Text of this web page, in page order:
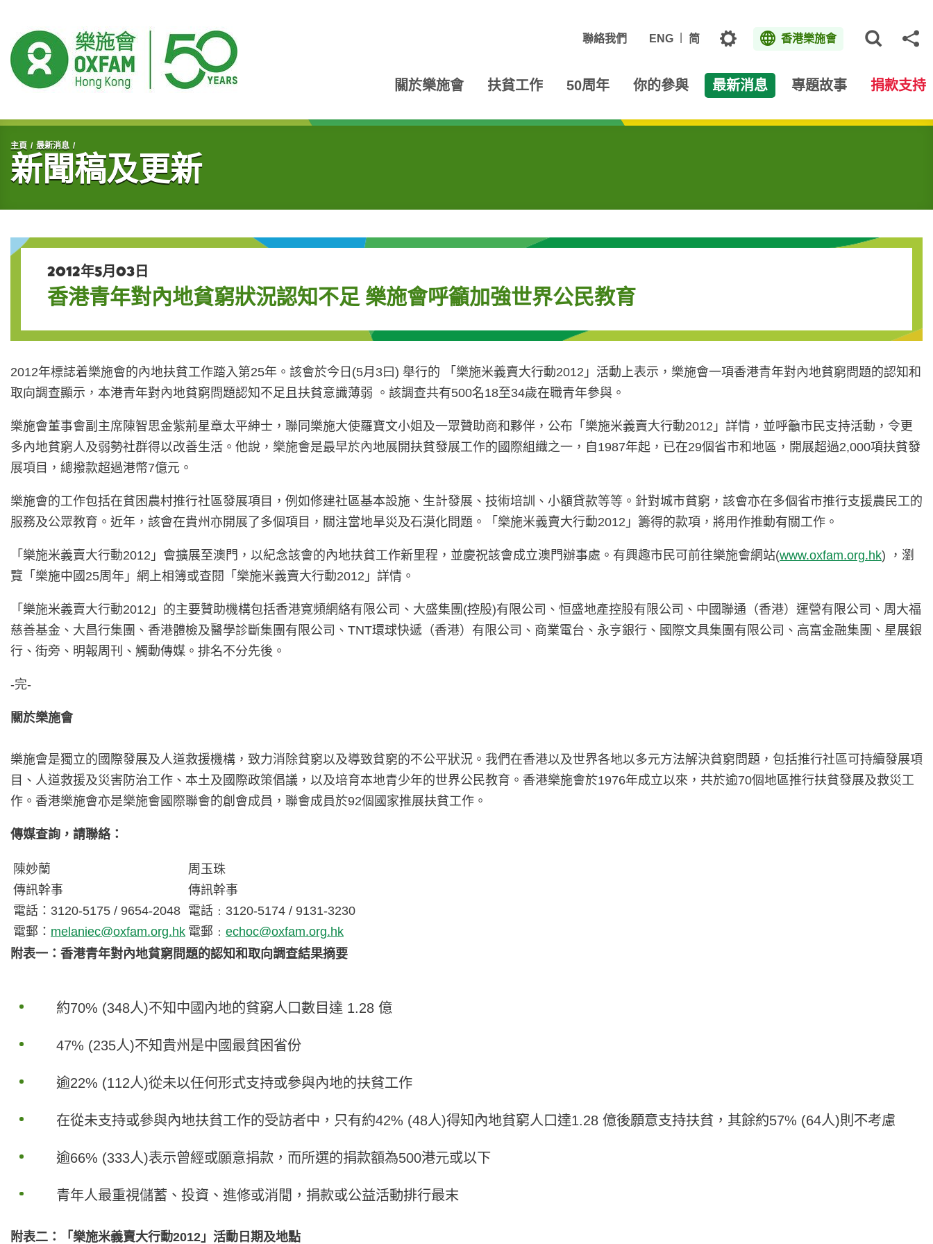
聯絡我們 ENG 简 主題 香港樂施會
關於樂施會 扶貧工作 50周年 你的參與 最新消息 專題故事 捐款支持
開始主要內容
主頁 最新消息
新聞稿及更新
2012年5月03日
香港青年對內地貧窮狀況認知不足 樂施會呼籲加強世界公民教育
2012年標誌着樂施會的內地扶貧工作踏入第25年。該會於今日(5月3曰) 舉行的 「樂施米義賣大行動2012」活動上表示，樂施會一項香港青年對內地貧窮問題的認知和
取向調查顯示，本港青年對內地貧窮問題認知不足且扶貧意識薄弱 。該調查共有500名18至34歲在職青年參與。
樂施會董事會副主席陳智思金紫荊星章太平紳士，聯同樂施大使羅寶文小姐及一眾贊助商和夥伴，公布「樂施米義賣大行動2012」詳情，並呼籲市民支持活動，令更
多內地貧窮人及弱勢社群得以改善生活。他說，樂施會是最早於內地展開扶貧發展工作的國際組織之一，自1987年起，已在29個省市和地區，開展超過2,000項扶貧發
展項目，總撥款超過港幣7億元。
樂施會的工作包括在貧困農村推行社區發展項目，例如修建社區基本設施、生計發展、技術培訓、小額貸款等等。針對城市貧窮，該會亦在多個省市推行支援農民工的
服務及公眾教育。近年，該會在貴州亦開展了多個項目，關注當地旱災及石漠化問題。「樂施米義賣大行動2012」籌得的款項，將用作推動有關工作。
「樂施米義賣大行動2012」會擴展至澳門，以紀念該會的內地扶貧工作新里程，並慶祝該會成立澳門辦事處。有興趣市民可前往樂施會網站(www.oxfam.org.hk) ，瀏
覽「樂施中國25周年」網上相簿或查閱「樂施米義賣大行動2012」詳情。
「樂施米義賣大行動2012」的主要贊助機構包括香港寛頻網絡有限公司、大盛集團(控股)有限公司、恒盛地產控股有限公司、中國聯通（香港）運營有限公司、周大福
慈善基金、大昌行集團、香港體檢及醫學診斷集團有限公司、TNT環球快遞（香港）有限公司、商業電台、永亨銀行、國際文具集團有限公司、高富金融集團、星展銀
行、街旁、明報周刊、觸動傳媒。排名不分先後。
-完-
關於樂施會
樂施會是獨立的國際發展及人道救援機構，致力消除貧窮以及導致貧窮的不公平狀況。我們在香港以及世界各地以多元方法解決貧窮問題，包括推行社區可持續發展項
目、人道救援及災害防治工作、本土及國際政策倡議，以及培育本地青少年的世界公民教育。香港樂施會於1976年成立以來，共於逾70個地區推行扶貧發展及救災工
作。香港樂施會亦是樂施會國際聯會的創會成員，聯會成員於92個國家推展扶貧工作。
傳媒查詢，請聯絡：
陳妙蘭
傳訊幹事
電話：3120-5175 / 9654-2048
電郵： melaniec@oxfam.org.hk
周玉珠
傳訊幹事
電話﹕3120-5174 / 9131-3230
電郵﹕ echoc@oxfam.org.hk
附表一：香港青年對內地貧窮問題的認知和取向調查結果摘要
約70% (348人)不知中國內地的貧窮人口數目達 1.28 億
47% (235人)不知貴州是中國最貧困省份
逾22% (112人)從未以任何形式支持或參與內地的扶貧工作
在從未支持或參與內地扶貧工作的受訪者中，只有約42% (48人)得知內地貧窮人口達1.28 億後願意支持扶貧，其餘約57% (64人)則不考慮
逾66% (333人)表示曾經或願意捐款，而所選的捐款額為500港元或以下
青年人最重視儲蓄、投資、進修或消閒，捐款或公益活動排行最末
附表二：「樂施米義賣大行動2012」活動日期及地點